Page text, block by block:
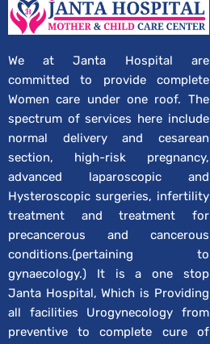
We at Janta Hospital are
committed to provide complete
Women care under one roof. The
spectrum of services here include
normal delivery and cesarean
section, high-risk pregnancy,
advanced laparoscopic and
Hysteroscopic surgeries, infertility
treatment and treatment for
precancerous and cancerous
conditions.(pertaining to
gynaecology.) It is a one stop
Janta Hospital, Which is Providing
all facilities Urogynecology from
preventive to complete cure of